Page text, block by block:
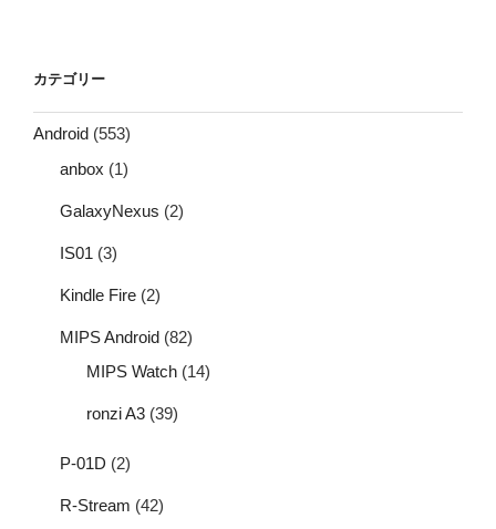
カテゴリー
Android (553)
anbox (1)
GalaxyNexus (2)
IS01 (3)
Kindle Fire (2)
MIPS Android (82)
MIPS Watch (14)
ronzi A3 (39)
P-01D (2)
R-Stream (42)